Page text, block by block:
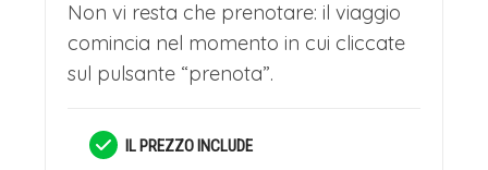
Non vi resta che prenotare: il viaggio
comincia nel momento in cui cliccate
sul pulsante “prenota”.
IL PREZZO INCLUDE